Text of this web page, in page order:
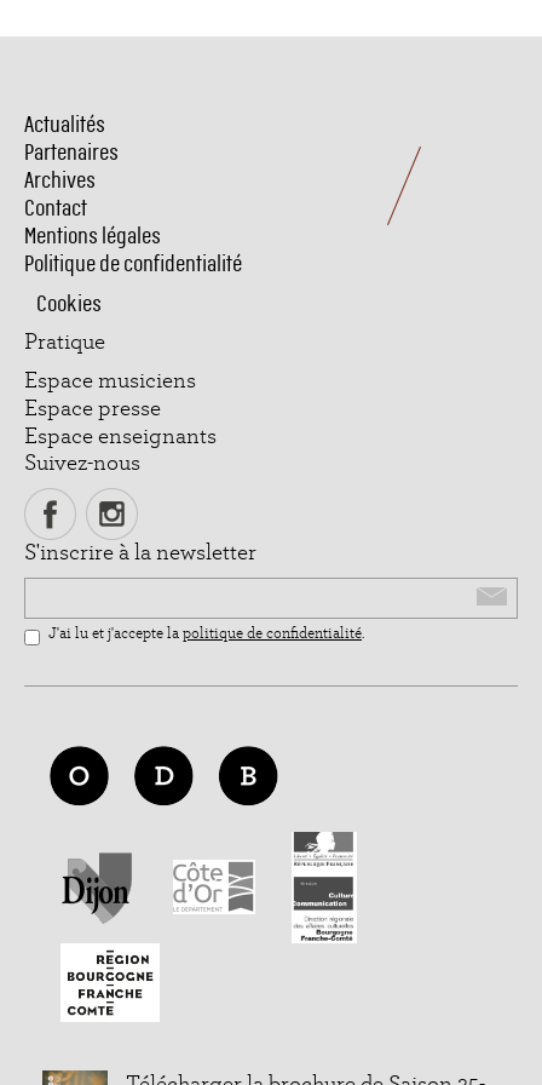
Menu
Pied
de
page
Actualités
Partenaires
Archives
Contact
Mentions légales
Politique de confidentialité
Cookies
Pratique
Espace musiciens
Espace presse
Espace enseignants
Suivez-nous
S'inscrire à la newsletter
J'ai lu et j'accepte la politique de confidentialité.